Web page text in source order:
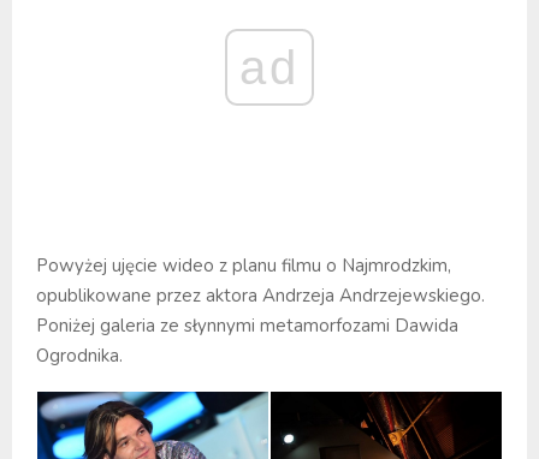
ad
Powyżej ujęcie wideo z planu filmu o Najmrodzkim,
opublikowane przez aktora Andrzeja Andrzejewskiego.
Poniżej galeria ze słynnymi metamorfozami Dawida
Ogrodnika.